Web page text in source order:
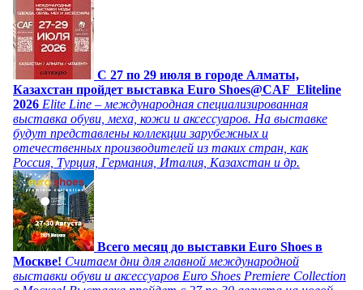
C 27 по 29 июля в городе Алматы,
Казахстан пройдет выставка Euro Shoes@CAF_Eliteline
2026 Elite Line – международная специализированная
выставка обуви, меха, кожи и аксессуаров. На выставке
будут представлены коллекции зарубежных и
отечественных производителей из таких стран, как
Россия, Турция, Германия, Италия, Казахстан и др.
Всего месяц до выставки Euro Shoes в
Москве! Считаем дни для главной международной
выставки обуви и аксессуаров Euro Shoes Premiere Collection